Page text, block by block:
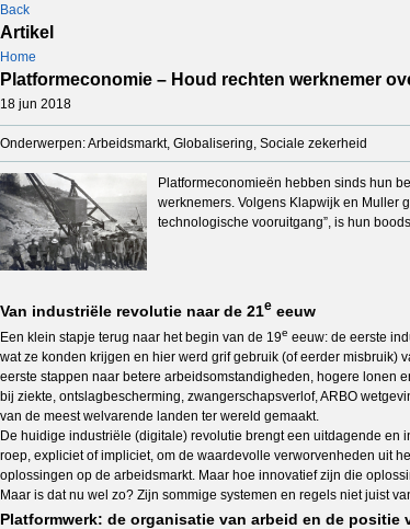
Back
Artikel
Home
Platformeconomie – Houd rechten werknemer
18 jun 2018
Onderwerpen: Arbeidsmarkt, Globalisering, Sociale zekerheid
Platformeconomieën hebben sinds hun
werknemers. Volgens Klapwijk en Muller
technologische vooruitgang”, is hun
Van industriële revolutie naar de 21e eeuw
Een klein stapje terug naar het begin van de 19e eeuw: de eerste
wat ze konden krijgen en hier werd grif gebruik (of eerder
eerste stappen naar betere arbeidsomstandigheden, hogere lonen
bij ziekte, ontslagbescherming, zwangerschapsverlof, ARBO
van de meest welvarende landen ter wereld gemaakt.
De huidige industriële (digitale) revolutie brengt een uitdagende en
roep, expliciet of impliciet, om de waardevolle verworvenheden uit
oplossingen op de arbeidsmarkt. Maar hoe innovatief zijn die
Maar is dat nu wel zo? Zijn sommige systemen en regels niet juist
Platformwerk: de organisatie van arbeid en de positie